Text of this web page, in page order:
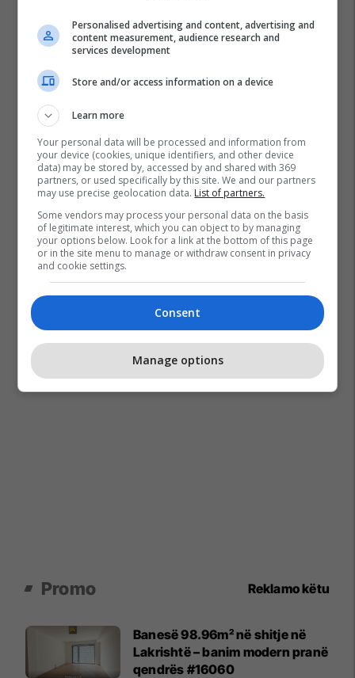
Kampionati Botëror 2026
Cristiano Ronaldo
Promo Reklamo këtu
Banesë 98.96m² në shitje në
Lakrishtë – banim modern pranë
qendrës #16060
Personalised advertising and content, advertising and
content measurement, audience research and
services development
Store and/or access information on a device
Learn more
Your personal data will be processed and information from
your device (cookies, unique identifiers, and other device
data) may be stored by, accessed by and shared with 369
partners, or used specifically by this site. We and our partners
may use precise geolocation data. List of partners.
Some vendors may process your personal data on the basis
of legitimate interest, which you can object to by managing
your options below. Look for a link at the bottom of this page
or in the site menu to manage or withdraw consent in privacy
and cookie settings.
Consent
Manage options